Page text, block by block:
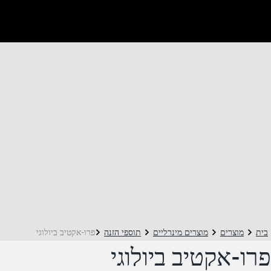
בית מוצרים מוצרים מינרליים תוספי הזנה פרו-אקטיב ביולוגי
פרו-אקטיב ביולוגי